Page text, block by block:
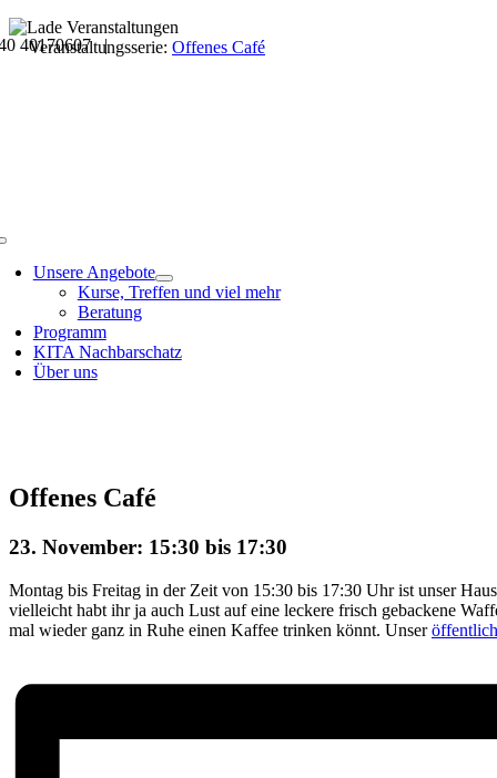
Skip
to 40170607 |
Unsere Angebote
Kurse, Treffen und viel mehr
Beratung
Programm
KITA Nachbarschatz
Über uns
Veranstaltungsdetails
Veranstaltungsserie: Offenes Café
Offenes Café
23. November: 15:30 bis 17:30
Montag bis Freitag in der Zeit von 15:30 bis 17:30 Uhr ist unser
vielleicht habt ihr ja auch Lust auf eine leckere frisch gebackene
mal wieder ganz in Ruhe einen Kaffee trinken könnt. Unser